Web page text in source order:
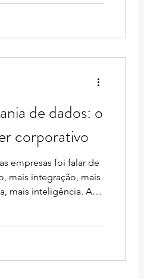
Data sovereignty is
protecting
It is about something
de dados: o
corporativo
empresas foi falar de
mais integração, mais
mais inteligência. A